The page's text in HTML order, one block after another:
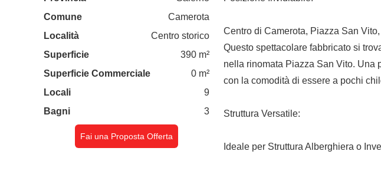
Comune
Camerota
Località
Centro storico
Superficie
390 m²
Superficie Commerciale
0 m²
Locali
9
Bagni
3
Fai una Proposta Offerta
Centro di Camerota, Piazza San
Questo spettacolare fabbricato si
nella rinomata Piazza San Vito. Una
con la comodità di essere a pochi
Struttura Versatile:
Ideale per Struttura Alberghiera o